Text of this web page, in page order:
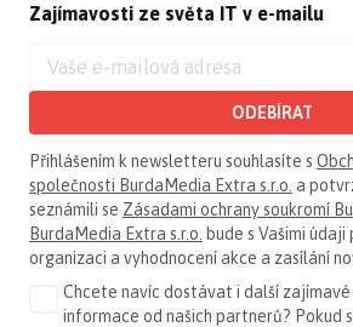
Zajímavosti ze světa IT v e-mailu
ODEBÍRAT
Přihlášením k newsletteru souhlasíte s
společnosti BurdaMedia Extra s.r.o. a
seznámili se Zásadami ochrany soukromí
BurdaMedia Extra s.r.o. bude s Vašimi
organizaci a vyhodnocení akce a zasílání
Chcete navíc dostávat i další
informace od našich partnerů? Pokud